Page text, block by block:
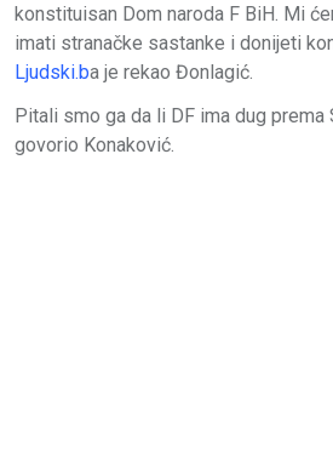
konstituisan Dom naroda F BiH. Mi
imati stranačke sastanke i donijeti
Ljudski.ba je rekao Đonlagić.
Pitali smo ga da li DF ima dug prema
govorio Konaković.